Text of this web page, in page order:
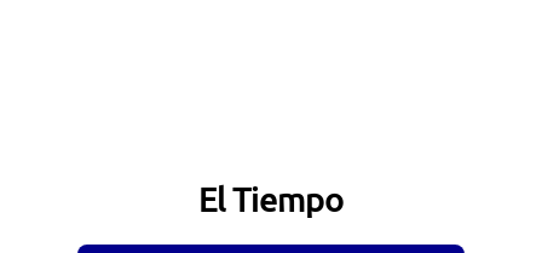
El Tiempo